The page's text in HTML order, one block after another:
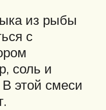
из рыбы
с
соль и
этой смеси